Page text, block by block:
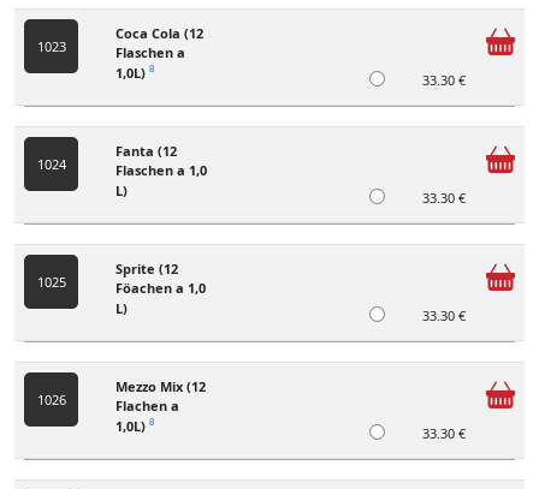
1023
Coca Cola (12
Flaschen a
1,0L) 8
33.30 €
1024
Fanta (12
Flaschen a 1,0
L)
33.30 €
1025
Sprite (12
Föachen a 1,0
L)
33.30 €
1026
Mezzo Mix (12
Flachen a
1,0L) 8
33.30 €